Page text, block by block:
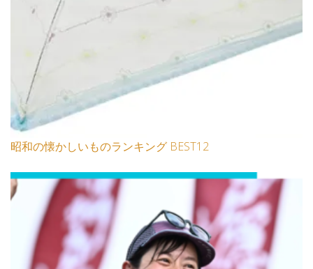
昭和の懐かしいものランキング BEST12